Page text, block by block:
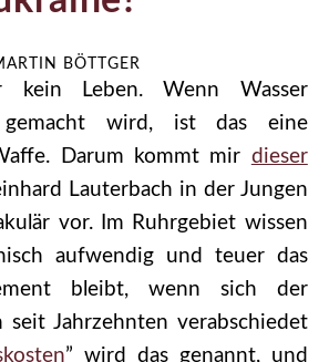
BÖTTGER
kein Leben. Wenn Wasser
gemacht wird, ist das eine
Darum kommt mir dieser
Lauterbach in der Jungen
vor. Im Ruhrgebiet wissen
aufwendig und teuer das
bleibt, wenn sich der
seit Jahrzehnten verabschiedet
” wird das genannt, und